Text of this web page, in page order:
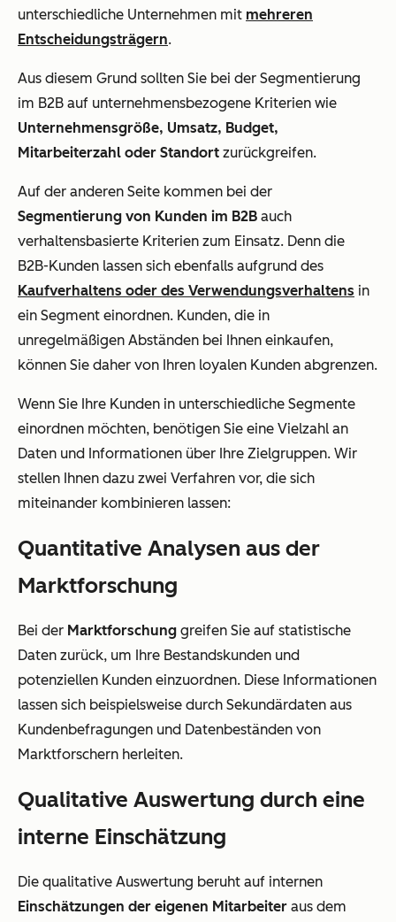
unterschiedliche Unternehmen mit mehreren
Entscheidungsträgern.
Aus diesem Grund sollten Sie bei der Segmentierung
im B2B auf unternehmensbezogene Kriterien wie
Unternehmensgröße, Umsatz, Budget,
Mitarbeiterzahl oder Standort zurückgreifen.
Auf der anderen Seite kommen bei der
Segmentierung von Kunden im B2B auch
verhaltensbasierte Kriterien zum Einsatz. Denn die
B2B-Kunden lassen sich ebenfalls aufgrund des
Kaufverhaltens oder des Verwendungsverhaltens in
ein Segment einordnen. Kunden, die in
unregelmäßigen Abständen bei Ihnen einkaufen,
können Sie daher von Ihren loyalen Kunden abgrenzen.
Wenn Sie Ihre Kunden in unterschiedliche Segmente
einordnen möchten, benötigen Sie eine Vielzahl an
Daten und Informationen über Ihre Zielgruppen. Wir
stellen Ihnen dazu zwei Verfahren vor, die sich
miteinander kombinieren lassen:
Quantitative Analysen aus der
Marktforschung
Bei der Marktforschung greifen Sie auf statistische
Daten zurück, um Ihre Bestandskunden und
potenziellen Kunden einzuordnen. Diese Informationen
lassen sich beispielsweise durch Sekundärdaten aus
Kundenbefragungen und Datenbeständen von
Marktforschern herleiten.
Qualitative Auswertung durch eine
interne Einschätzung
Die qualitative Auswertung beruht auf internen
Einschätzungen der eigenen Mitarbeiter aus dem